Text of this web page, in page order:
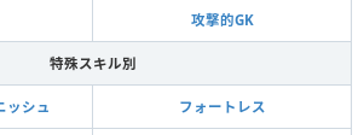
攻撃的GK
特殊スキル別
ッシュ フォートレス